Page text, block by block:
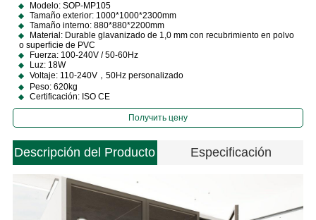
Modelo: SOP-MP105
Tamaño exterior: 1000*1000*2300mm
Tamaño interno: 880*880*2200mm
Material: Durable glavanizado de 1,0 mm con recubrimiento en polvo
o superficie de PVC
Fuerza: 100-240V / 50-60Hz
Luz: 18W
Voltaje: 110-240V，50Hz personalizado
Peso: 620kg
Certificación: ISO CE
Получить цену
Descripción del Producto Especificación